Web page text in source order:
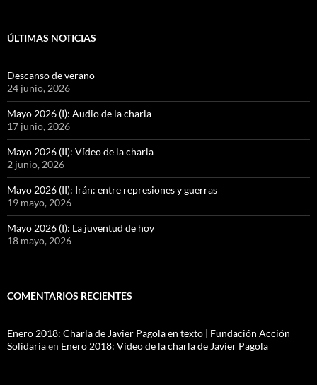
ÚLTIMAS NOTICIAS
Descanso de verano
24 junio, 2026
Mayo 2026 (I): Audio de la charla
17 junio, 2026
Mayo 2026 (II): Vídeo de la charla
2 junio, 2026
Mayo 2026 (II): Irán: entre represiones y guerras
19 mayo, 2026
Mayo 2026 (I): La juventud de hoy
18 mayo, 2026
COMENTARIOS RECIENTES
Enero 2018: Charla de Javier Pagola en texto | Fundación Acción
Solidariaen Enero 2018: Vídeo de la charla de Javier Pagola